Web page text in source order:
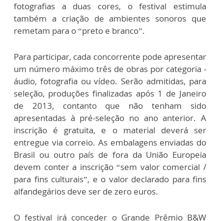
fotografias a duas cores, o festival estimula
também a criação de ambientes sonoros que
remetam para o “preto e branco”.
Para participar, cada concorrente pode apresentar
um número máximo três de obras por categoria -
áudio, fotografia ou vídeo. Serão admitidas, para
seleção, produções finalizadas após 1 de Janeiro
de 2013, contanto que não tenham sido
apresentadas à pré-seleção no ano anterior. A
inscrição é gratuita, e o material deverá ser
entregue via correio. As embalagens enviadas do
Brasil ou outro país de fora da União Europeia
devem conter a inscrição “sem valor comercial /
para fins culturais”, e o valor declarado para fins
alfandegários deve ser de zero euros.
O festival irá conceder o Grande Prêmio B&W